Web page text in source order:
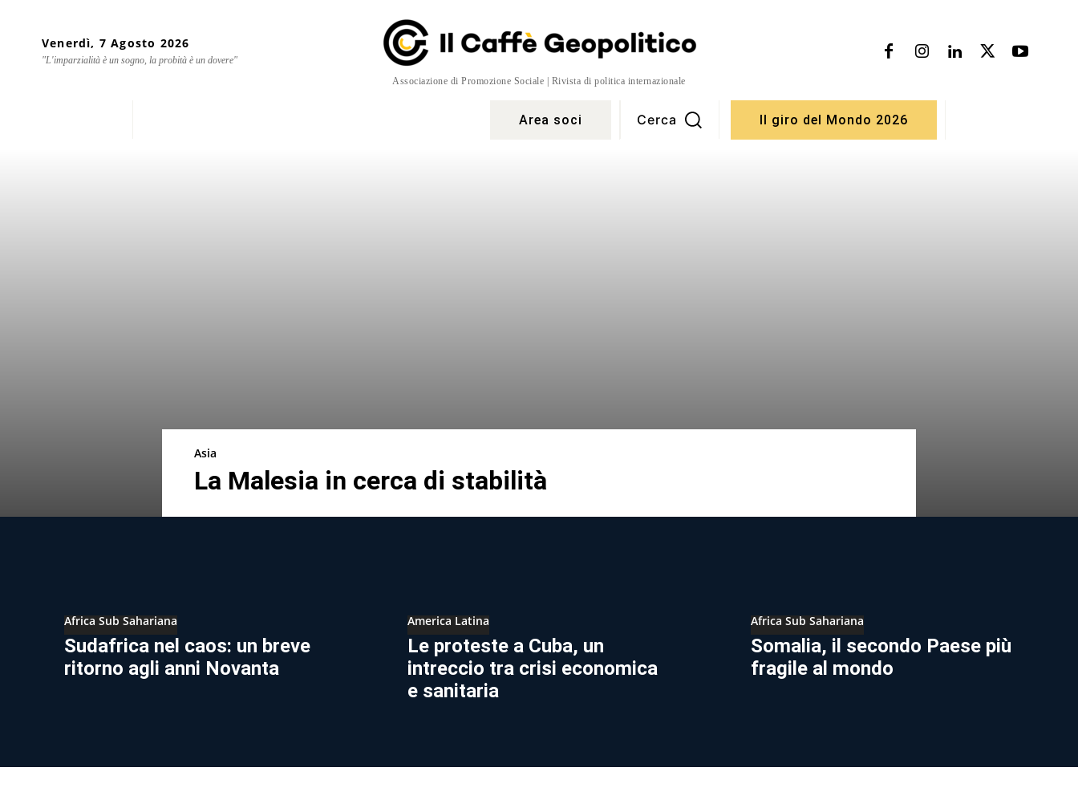
Venerdì, 7 Agosto 2026
"L'imparzialità è un sogno, la probità è un dovere"
Associazione di Promozione Sociale | Rivista di politica internazionale
Area soci Cerca Il giro del Mondo 2026
Asia
La Malesia in cerca di stabilità
Africa Sub Sahariana
Sudafrica nel caos: un breve
ritorno agli anni Novanta
America Latina
Le proteste a Cuba, un
intreccio tra crisi economica
e sanitaria
Africa Sub Sahariana
Somalia, il secondo Paese più
fragile al mondo